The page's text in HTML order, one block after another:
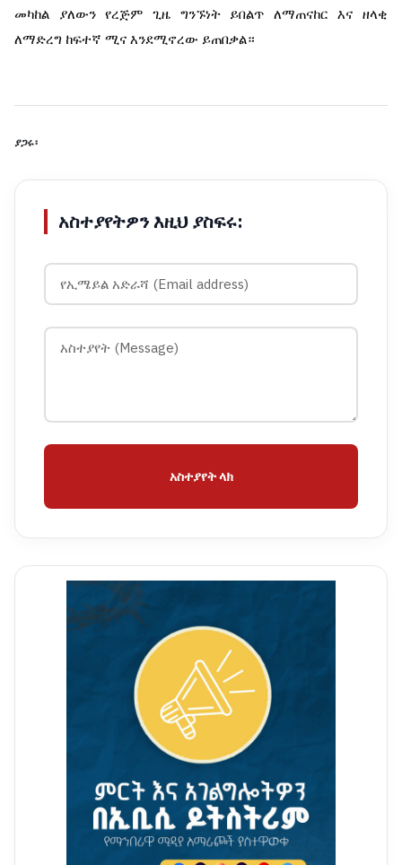
መካከል ያለውን የረጅም ጊዜ ግንኙነት ይበልጥ ለማጠናከር እና ዘላቂ
ለማድረግ ከፍተኛ ሚና እንደሚኖረው ይጠበቃል።
ያጋሩ፡
አስተያየትዎን እዚህ ያስፍሩ:
አስተያየት ላክ